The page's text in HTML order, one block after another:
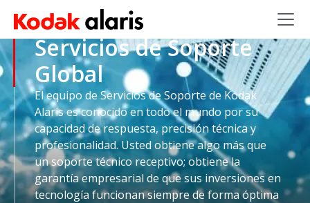
Skip to main content
Servicios de Soporte
Global
El equipo de Servicios de Soporte de Kodak
Alaris es conocido en todo el mundo por su
capacidad de respuesta, precisión técnica y
profesionalidad. Usted obtiene algo más que
un soporte técnico receptivo; obtiene la
garantía empresarial de que sus inversiones en
tecnología funcionan siempre de forma óptima